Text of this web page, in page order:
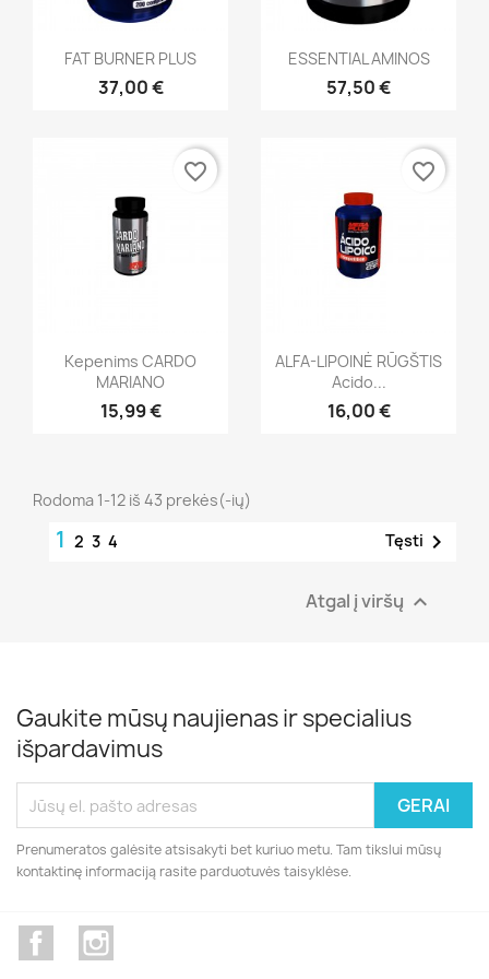
Greita peržiūra
FAT BURNER PLUS
37,00 €
Greita peržiūra
ESSENTIAL AMINOS
57,50 €
Greita peržiūra
Kepenims CARDO
MARIANO
15,99 €
favorite_border
Greita peržiūra
ALFA-LIPOINĖ RŪGŠTIS
Acido...
16,00 €
favorite_border
Rodoma 1-12 iš 43 prekės(-ių)
1 2 3 4 Tęsti 
Atgal į viršų 
Gaukite mūsų naujienas ir specialius
išpardavimus
Prenumeratos galėsite atsisakyti bet kuriuo metu. Tam tikslui mūsų
kontaktinę informaciją rasite parduotuvės taisyklėse.
Facebook